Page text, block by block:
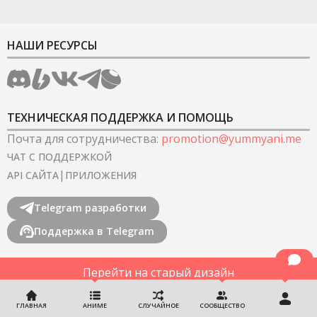
ГЛАВНАЯ АНИМЕ СЛУЧАЙНОЕ СООБЩЕСТВО
НАШИ РЕСУРСЫ
ТЕХНИЧЕСКАЯ ПОДДЕРЖКА И ПОМОЩЬ
Почта для сотрудничества: promotion@yummyani.me
ЧАТ С ПОДДЕРЖКОЙ
API САЙТА| ПРИЛОЖЕНИЯ
Telegram разработки
Поддержка в Telegram
Перейти на старый дизайн
©2022-2026YummyAnime.Все права защищены